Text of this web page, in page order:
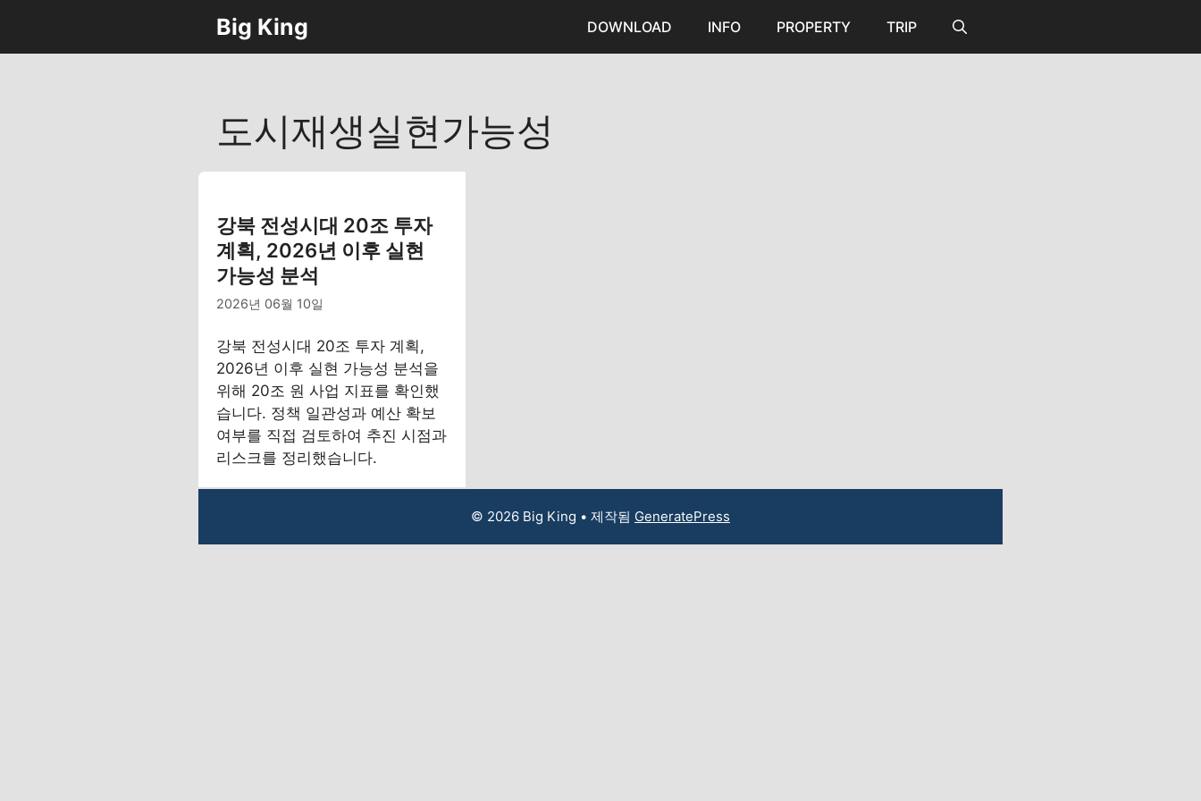
츠
Big King DOWNLOAD INFO PROPERTY TRIP
도시재생실현가능성
강북 전성시대 20조 투자
계획, 2026년 이후 실현
가능성 분석
2026년 06월 10일
강북 전성시대 20조 투자 계획,
2026년 이후 실현 가능성 분석을
위해 20조 원 사업 지표를 확인했
습니다. 정책 일관성과 예산 확보
여부를 직접 검토하여 추진 시점과
리스크를 정리했습니다.
© 2026 Big King • 제작됨 GeneratePress